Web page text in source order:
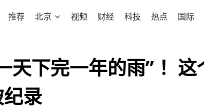
推荐 北京 视频 财经 科技 热点 国际
天下完一年的雨” ！
录